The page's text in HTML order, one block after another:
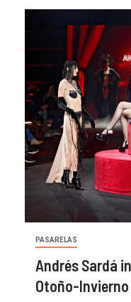
PASARELAS
Andrés Sardá
Otoño-